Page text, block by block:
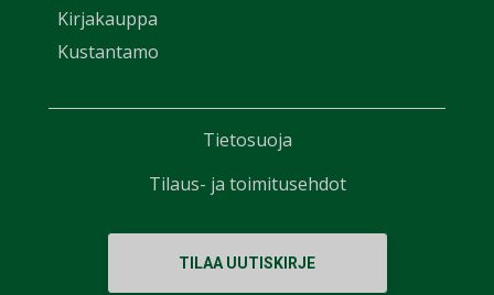
Kirjakauppa
Kustantamo
TILAA UUTISKIRJE
Tietosuoja
Tilaus- ja toimitusehdot